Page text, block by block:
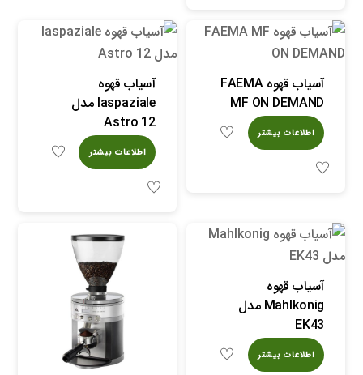
آسیاب قهوه FAEMA
MF ON DEMAND
اطلاعات بیشتر
آسیاب قهوه
laspaziale مدل
Astro 12
اطلاعات بیشتر
آسیاب قهوه
Mahlkonig مدل
EK43
اطلاعات بیشتر